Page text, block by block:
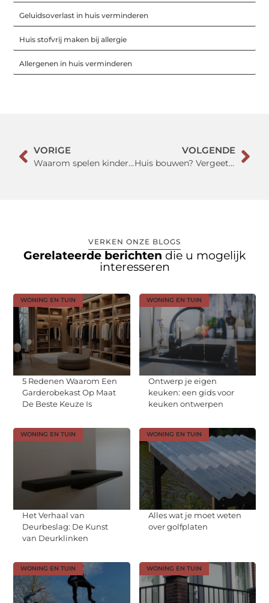
Geluidsoverlast in huis verminderen
Huis stofvrij maken bij allergie
Allergenen in huis verminderen
VORIGE
Waarom spelen kinderen graag met constructiespeelgoed?
VOLGENDE
Huis bouwen? Vergeet de brievenbus niet
VERKEN ONZE BLOGS
Gerelateerde berichten die u mogelijk
interesseren
WONING EN TUIN
5 Redenen Waarom Een
Garderobekast Op Maat
De Beste Keuze Is
WONING EN TUIN
Ontwerp je eigen
keuken: een gids voor
keuken ontwerpen
WONING EN TUIN
Het Verhaal van
Deurbeslag: De Kunst
van Deurklinken
WONING EN TUIN
Alles wat je moet weten
over golfplaten
WONING EN TUIN WONING EN TUIN